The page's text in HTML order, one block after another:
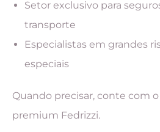
Setor exclusivo para
transporte
Especialistas em grandes
especiais
Quando precisar, conte com
premium Fedrizzi.